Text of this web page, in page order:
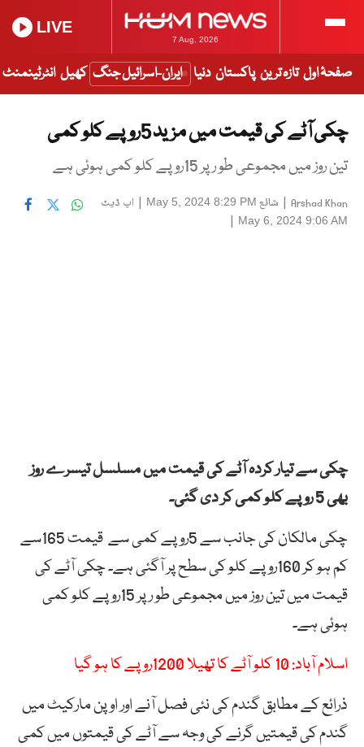
7 Aug, 2026
LIVE
صفحۂ اول تازہ ترین پاکستان دنیا ایران-اسرائیل جنگ کھیل انٹرٹینمنٹ
چکی آٹے کی قیمت میں مزید 5روپے کلو کمی
تین روز میں مجموعی طو رپر 15روپے کلو کمی ہوئی ہے
Arshad Khan
| شائع May 5, 2024 8:29 PM
| اپ ڈیٹ
May 6, 2024 9:06 AM
|
چکی سے تیار کردہ آٹے کی قیمت میں مسلسل تیسرے روز
بھی 5 روپے کلو کمی کر دی گئی۔
چکی مالکان کی جانب سے 5روپے کمی سے قیمت 165سے
کم ہو کر 160روپے کلو کی سطح پر آگئی ہے۔ چکی آٹے کی
قیمت میں تین روز میں مجموعی طو رپر 15روپے کلو کمی
ہوئی ہے۔
اسلام آباد: 10 کلو آٹے کا تھیلا 1200روپے کا ہو گیا
ذرائع کے مطابق گندم کی نئی فصل آنے اور اوپن مارکیٹ میں
گندم کی قیمتیں گرنے کی وجہ سے آٹے کی قیمتوں میں کمی